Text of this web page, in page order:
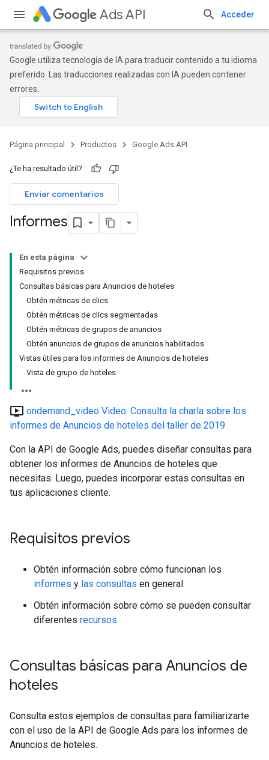
Ads API Acceder
Google utiliza tecnología de IA para traducir contenido a tu idioma
preferido. Las traducciones realizadas con IA pueden contener
errores.
Página principal Productos Google Ads API
¿Te ha resultado útil?
Enviar comentarios
Informes
En esta página
Requisitos previos
Consultas básicas para Anuncios de hoteles
Obtén métricas de clics
Obtén métricas de clics segmentadas
Obtén métricas de grupos de anuncios
Obtén anuncios de grupos de anuncios habilitados
Vistas útiles para los informes de Anuncios de hoteles
Vista de grupo de hoteles
ondemand_video ondemand_video Video: Consulta la charla sobre los
informes de Anuncios de hoteles del taller de 2019
Con la API de Google Ads, puedes diseñar consultas para
obtener los informes de Anuncios de hoteles que
necesitas. Luego, puedes incorporar estas consultas en
tus aplicaciones cliente.
Requisitos previos
Obtén información sobre cómo funcionan los
informes y las consultas en general.
Obtén información sobre cómo se pueden consultar
diferentes recursos.
Consultas básicas para Anuncios de
hoteles
Consulta estos ejemplos de consultas para familiarizarte
con el uso de la API de Google Ads para los informes de
Anuncios de hoteles.